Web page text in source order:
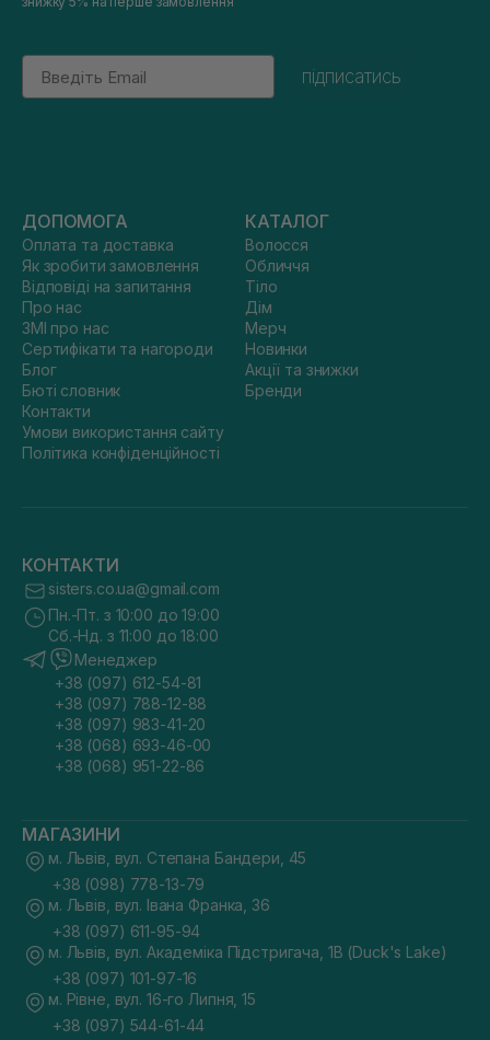
Email
підписатись
ДОПОМОГА
Оплата та доставка
Як зробити замовлення
Відповіді на запитання
Про нас
ЗМІ про нас
Сертифікати та нагороди
Блог
Бюті словник
Контакти
Умови використання сайту
Політика конфіденційності
КАТАЛОГ
Волосся
Обличчя
Тіло
Дім
Мерч
Новинки
Акції та знижки
Бренди
КОНТАКТИ
sisters.co.ua@gmail.com
Пн.-Пт. з 10:00 до 19:00
Сб.-Нд. з 11:00 до 18:00
Менеджер
+38 (097) 612-54-81
+38 (097) 788-12-88
+38 (097) 983-41-20
+38 (068) 693-46-00
+38 (068) 951-22-86
МАГАЗИНИ
м. Львів, вул. Степана Бандери, 45
+38 (098) 778-13-79
м. Львів, вул. Івана Франка, 36
+38 (097) 611-95-94
м. Львів, вул. Академіка Підстригача, 1В (Duck's Lake)
+38 (097) 101-97-16
м. Рівне, вул. 16-го Липня, 15
+38 (097) 544-61-44